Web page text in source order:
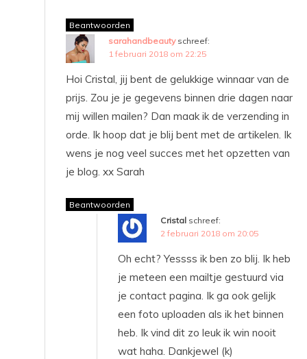
Beantwoorden
sarahandbeauty schreef:
1 februari 2018 om 22:25
Hoi Cristal, jij bent de gelukkige winnaar van de
prijs. Zou je je gegevens binnen drie dagen naar
mij willen mailen? Dan maak ik de verzending in
orde. Ik hoop dat je blij bent met de artikelen. Ik
wens je nog veel succes met het opzetten van
je blog. xx Sarah
Beantwoorden
Cristal schreef:
2 februari 2018 om 20:05
Oh echt? Yessss ik ben zo blij. Ik heb
je meteen een mailtje gestuurd via
je contact pagina. Ik ga ook gelijk
een foto uploaden als ik het binnen
heb. Ik vind dit zo leuk ik win nooit
wat haha. Dankjewel (k)